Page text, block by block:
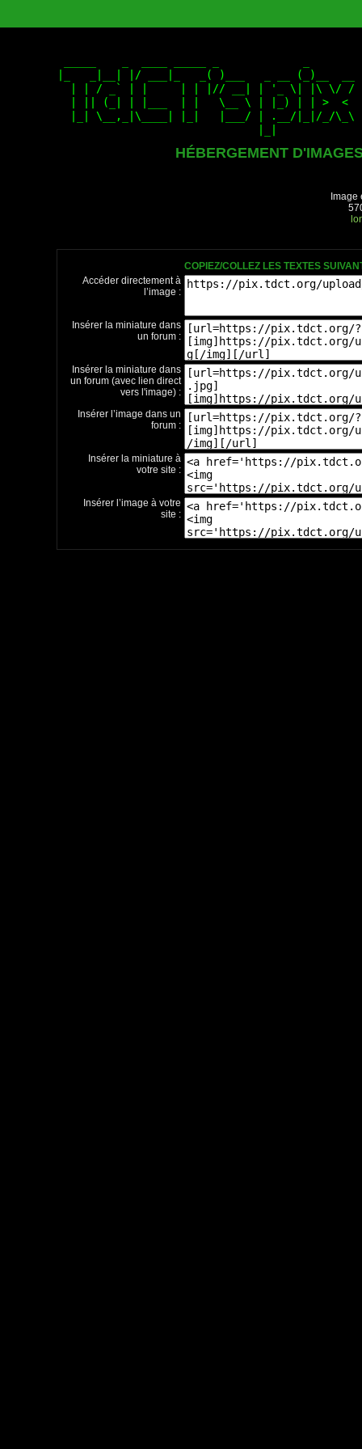
HÉBERGEMENT
COPIEZ/COLLEZ LES TEXTES
Accéder directement à
l’image :
Insérer la miniature dans
un forum :
Insérer la miniature dans
un forum (avec lien direct
vers l'image) :
Insérer l’image dans un
forum :
Insérer la miniature à
votre site :
Insérer l’image à votre
site :